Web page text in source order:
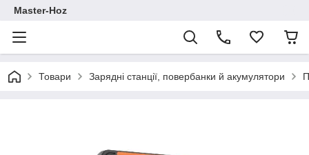
Master-Hoz
Товари Зарядні станції, повербанки й акумулятори